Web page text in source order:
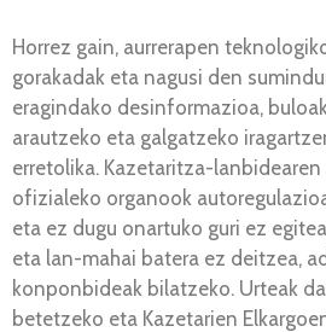
Horrez gain, aurrerapen
gorakadak eta nagusi den
eragindako desinformazioa,
arautzeko eta galgatzeko
erretolika. Kazetaritza-
ofizialeko organook
eta ez dugu onartuko guri ez
eta lan-mahai batera ez deitzea,
konponbideak bilatzeko. Urteak
betetzeko eta Kazetarien